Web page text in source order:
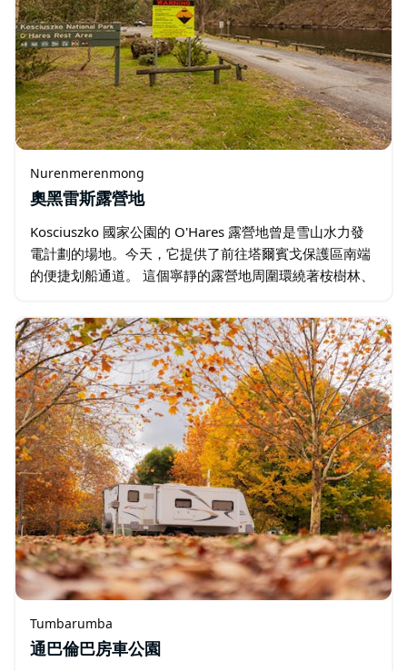
Nurenmerenmong
奧黑雷斯露營地
Kosciuszko 國家公園的 O'Hares 露營地曾是雪山水力發
電計劃的場地。今天，它提供了前往塔爾賓戈保護區南端
的便捷划船通道。 這個寧靜的露營地周圍環繞著桉樹林、
找到野餐桌、木製燒烤架…
Tumbarumba
通巴倫巴房車公園